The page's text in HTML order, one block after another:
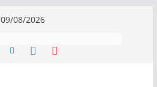
09/08/2026